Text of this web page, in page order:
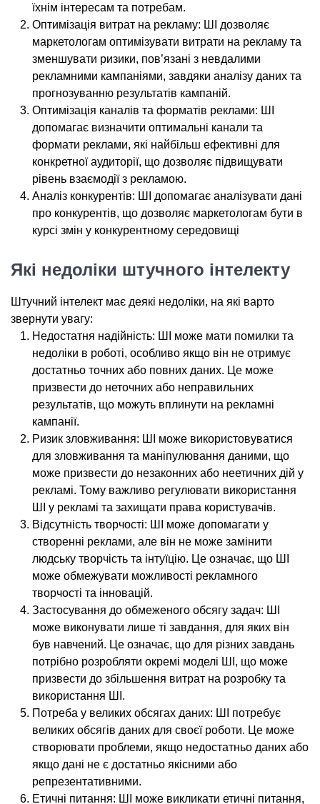
їхнім інтересам та потребам.
Оптимізація витрат на рекламу: ШІ дозволяє
маркетологам оптимізувати витрати на рекламу та
зменшувати ризики, пов’язані з невдалими
рекламними кампаніями, завдяки аналізу даних та
прогнозуванню результатів кампаній.
Оптимізація каналів та форматів реклами: ШІ
допомагає визначити оптимальні канали та
формати реклами, які найбільш ефективні для
конкретної аудиторії, що дозволяє підвищувати
рівень взаємодії з рекламою.
Аналіз конкурентів: ШІ допомагає аналізувати дані
про конкурентів, що дозволяє маркетологам бути в
курсі змін у конкурентному середовищі
Які недоліки штучного інтелекту
Штучний інтелект має деякі недоліки, на які варто
звернути увагу:
Недостатня надійність: ШІ може мати помилки та
недоліки в роботі, особливо якщо він не отримує
достатньо точних або повних даних. Це може
призвести до неточних або неправильних
результатів, що можуть вплинути на рекламні
кампанії.
Ризик зловживання: ШІ може використовуватися
для зловживання та маніпулювання даними, що
може призвести до незаконних або неетичних дій у
рекламі. Тому важливо регулювати використання
ШІ у рекламі та захищати права користувачів.
Відсутність творчості: ШІ може допомагати у
створенні реклами, але він не може замінити
людську творчість та інтуїцію. Це означає, що ШІ
може обмежувати можливості рекламного
творчості та інновацій.
Застосування до обмеженого обсягу задач: ШІ
може виконувати лише ті завдання, для яких він
був навчений. Це означає, що для різних завдань
потрібно розробляти окремі моделі ШІ, що може
призвести до збільшення витрат на розробку та
використання ШІ.
Потреба у великих обсягах даних: ШІ потребує
великих обсягів даних для своєї роботи. Це може
створювати проблеми, якщо недостатньо даних або
якщо дані не є достатньо якісними або
репрезентативними.
Етичні питання: ШІ може викликати етичні питання,